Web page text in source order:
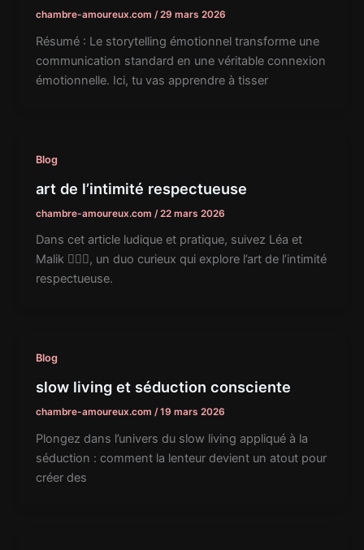
chambre-amoureux.com/29 mars 2026
Résumé : Le storytelling émotionnel transforme une
communication standard en une véritable connexion
émotionnelle. Ici, tu vas apprendre à tisser
Blog
art de l’intimité respectueuse
chambre-amoureux.com /22 mars 2026
Dans cet article ludique et pratique, suivez Léa et
Malik 👩‍❤️‍👨, un duo curieux qui explore l’art de l’intimité
respectueuse.
Blog
slow living et séduction consciente
chambre-amoureux.com/19 mars 2026
Plongez dans l’univers du slow living appliqué à la
séduction : comment la lenteur devient un atout pour
créer des